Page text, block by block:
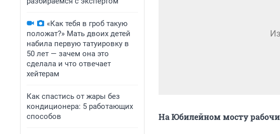
«Как тебя в гроб такую
положат?» Мать двоих детей
набила первую татуировку в
50 лет — зачем она это
сделала и что отвечает
хейтерам
Как спастись от жары без
кондиционера: 5 работающих
способов
На Юбилейном мосту